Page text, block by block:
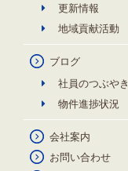
更新情報
地域貢献活動
ブログ
社員のつぶやき
物件進捗状況
会社案内
お問い合わせ